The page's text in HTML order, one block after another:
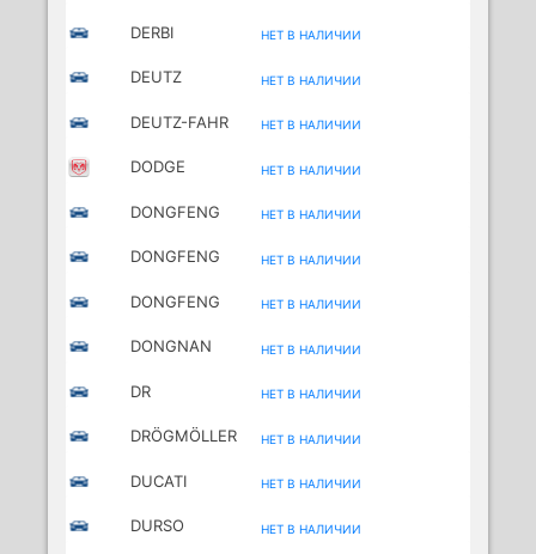
DERBI
НЕТ В НАЛИЧИИ
DEUTZ НЕТ В НАЛИЧИИ
DEUTZ-FAHR НЕТ В НАЛИЧИИ
DODGE НЕТ В НАЛИЧИИ
DONGFENG НЕТ В НАЛИЧИИ
DONGFENG
НЕТ В НАЛИЧИИ
DONGFENG
НЕТ В НАЛИЧИИ
DONGNAN
НЕТ В НАЛИЧИИ
DR НЕТ В НАЛИЧИИ
DRÖGMÖLLER НЕТ В НАЛИЧИИ
DUCATI
НЕТ В НАЛИЧИИ
DURSO НЕТ В НАЛИЧИИ